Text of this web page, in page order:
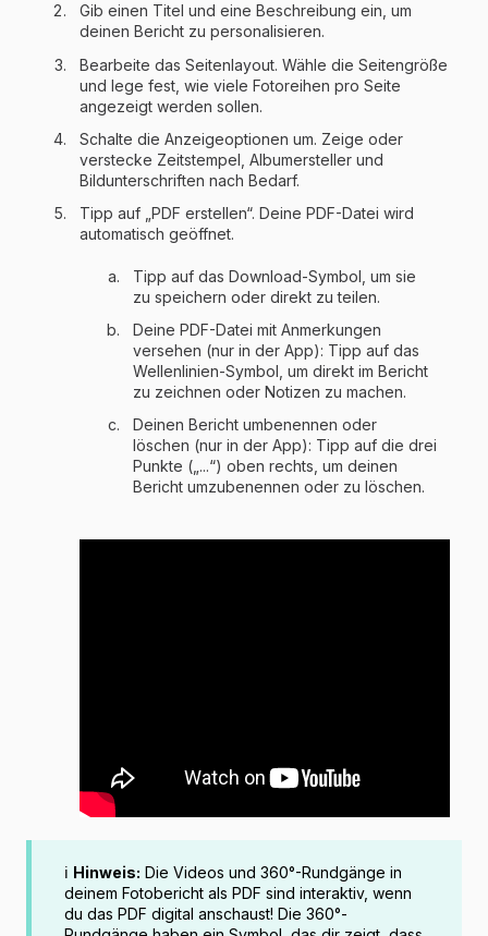
Gib einen Titel und eine Beschreibung ein, um
deinen Bericht zu personalisieren.
Bearbeite das Seitenlayout. Wähle die Seitengröße
und lege fest, wie viele Fotoreihen pro Seite
angezeigt werden sollen.
Schalte die Anzeigeoptionen um. Zeige oder
verstecke Zeitstempel, Albumersteller und
Bildunterschriften nach Bedarf.
Tipp auf „PDF erstellen“. Deine PDF-Datei wird
automatisch geöffnet.
Tipp auf das Download-Symbol, um sie
zu speichern oder direkt zu teilen.
Deine PDF-Datei mit Anmerkungen
versehen (nur in der App): Tipp auf das
Wellenlinien-Symbol, um direkt im Bericht
zu zeichnen oder Notizen zu machen.
Deinen Bericht umbenennen oder
löschen (nur in der App): Tipp auf die drei
Punkte („...“) oben rechts, um deinen
Bericht umzubenennen oder zu löschen.
ℹ️ Hinweis: Die Videos und 360°-Rundgänge in
deinem Fotobericht als PDF sind interaktiv, wenn
du das PDF digital anschaust! Die 360°-